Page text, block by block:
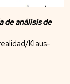
de análisis de
Klaus-